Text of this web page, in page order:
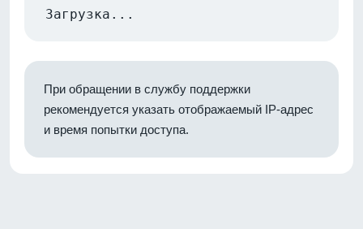
Загрузка...
При обращении в службу поддержки
рекомендуется указать отображаемый IP-адрес
и время попытки доступа.